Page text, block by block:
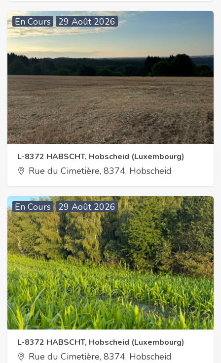
En Cours 29 Août 2026
L-8372 HABSCHT, Hobscheid (Luxembourg)
Rue du Cimetière, 8374, Hobscheid
En Cours 29 Août 2026
L-8372 HABSCHT, Hobscheid (Luxembourg)
Rue du Cimetière, 8374, Hobscheid